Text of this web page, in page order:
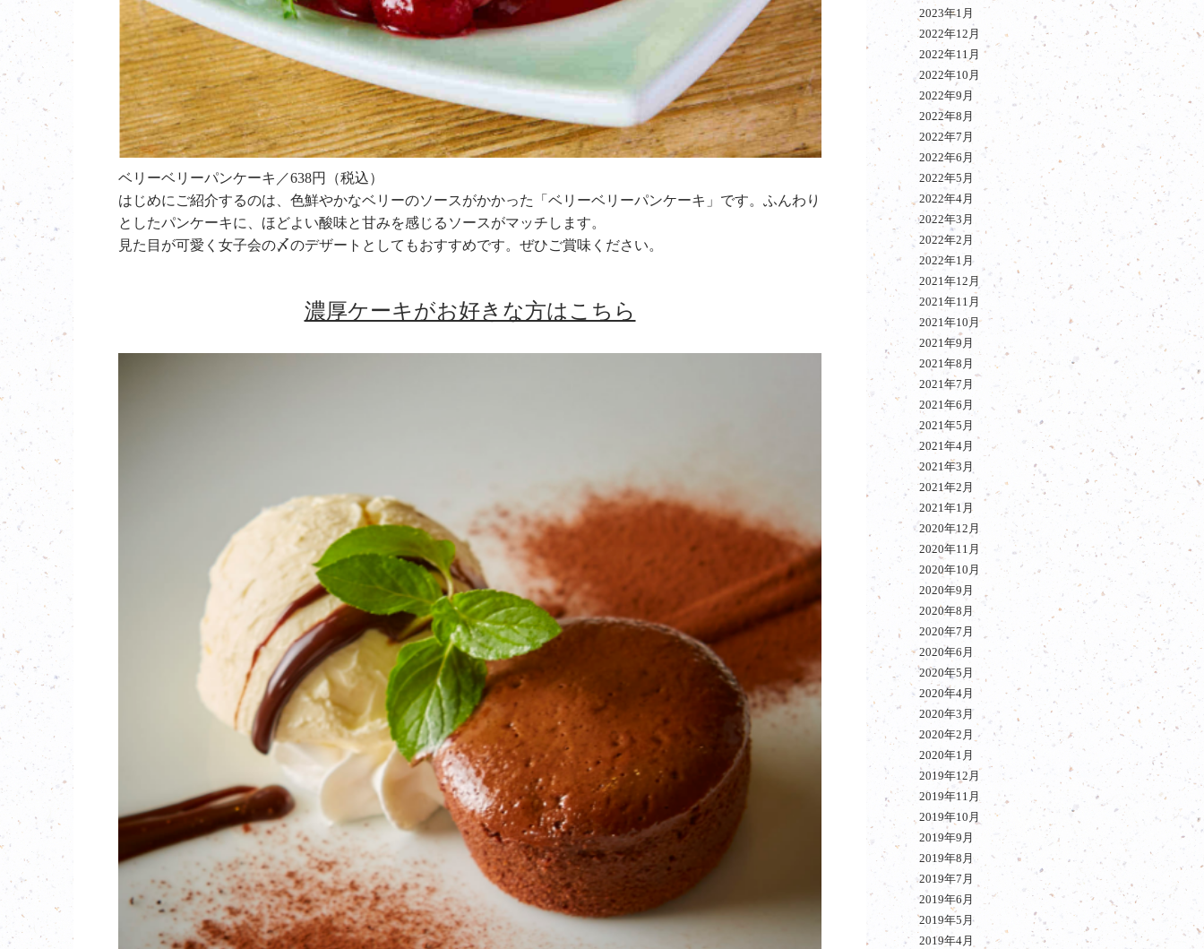
ベリーベリーパンケーキ／638円（税込）
はじめにご紹介するのは、色鮮やかなベリーのソースがかかった「ベリーベリーパンケーキ」です。ふんわり
としたパンケーキに、ほどよい酸味と甘みを感じるソースがマッチします。
見た目が可愛く女子会の〆のデザートとしてもおすすめです。ぜひご賞味ください。
濃厚ケーキがお好きな方はこちら
2023年1月
2022年12月
2022年11月
2022年10月
2022年9月
2022年8月
2022年7月
2022年6月
2022年5月
2022年4月
2022年3月
2022年2月
2022年1月
2021年12月
2021年11月
2021年10月
2021年9月
2021年8月
2021年7月
2021年6月
2021年5月
2021年4月
2021年3月
2021年2月
2021年1月
2020年12月
2020年11月
2020年10月
2020年9月
2020年8月
2020年7月
2020年6月
2020年5月
2020年4月
2020年3月
2020年2月
2020年1月
2019年12月
2019年11月
2019年10月
2019年9月
2019年8月
2019年7月
2019年6月
2019年5月
2019年4月